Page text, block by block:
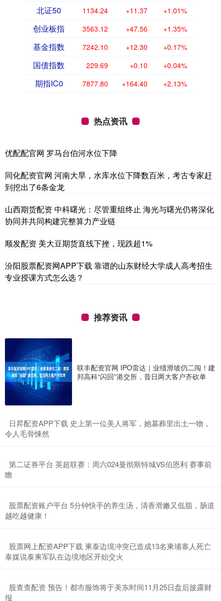
北证50 1134.24 +11.37 +1.01%
创业板指 3563.12 +47.56 +1.35%
基金指数 7242.10 +12.30 +0.17%
国债指数 229.69 +0.10 +0.04%
期指IC0 7877.80 +164.40 +2.13%
热点资讯
优配配官网 罗马台伯河水位下降
同化配资官网 河南大旱，水库水位下降数百米，考古专家赶
到挖出了6条金龙
山西期货配资 中科曙光：尽管重组终止 海光与曙光仍将深化
协同并共同构建完整算力产业链
顺发配资 美大豆期货直线下挫，现跌超1%
汾阳股票配资网APP下载 靠谱的山东财经大学成人高考招生
专业授课方式怎么选？
推荐资讯
联丰配资官网 IPO雷达｜业绩滑坡仍二闯！建
邦高科“闪回”港交所，昔日两大客户齐砍单
​日昇配资APP下载 史上第一位美人将军，她墓葬里出土一物，
令人毛骨悚然
​第二证券平台 英超联赛：周六024曼彻斯特城VS伯恩利 赛事前
瞻
​股票配资账户平台 5分钟快手的养生汤，清香滑嫩又低脂，肠道
越吃越健康！
​股票网上配资APP下载 柬泰边境冲突已造成13名柬埔寨人死亡
泰媒说泰柬军队在边境地区开始交火
​股查查配资 预告！都市服饰将于美东时间11月25日盘后披露财
报